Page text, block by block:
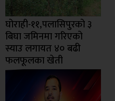
घोराही-११,पलासिपुरको ३
बिघा जमिनमा गरिएको
स्याउ लगायत ४० बढी
फलफूलका खेती